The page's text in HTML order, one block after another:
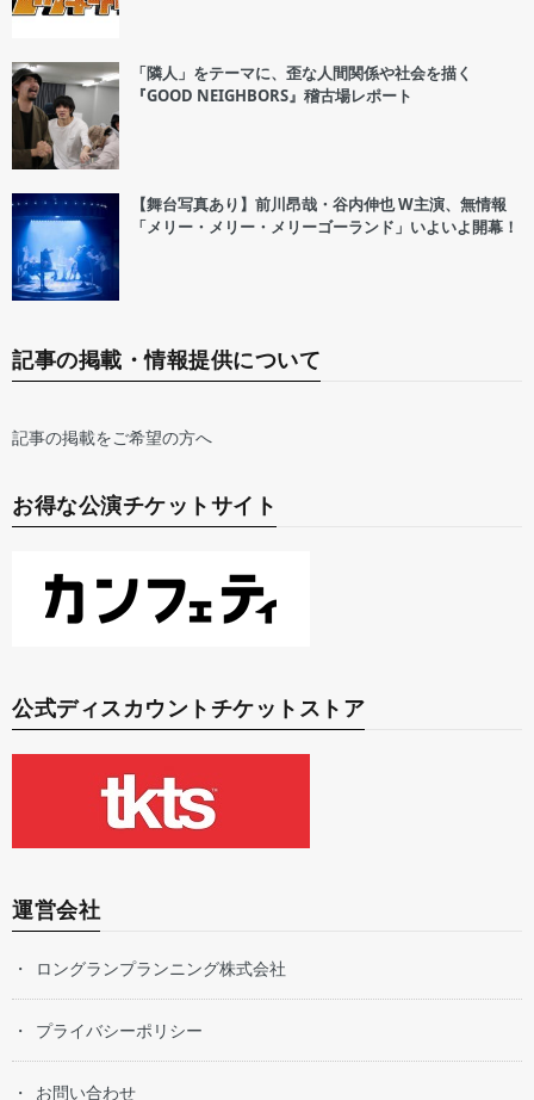
「隣人」をテーマに、歪な人間関係や社会を描く
『GOOD NEIGHBORS』稽古場レポート
【舞台写真あり】前川昂哉・谷内伸也 W主演、無情報
「メリー・メリー・メリーゴーランド」いよいよ開幕！
記事の掲載・情報提供について
記事の掲載をご希望の方へ
お得な公演チケットサイト
公式ディスカウントチケットストア
運営会社
ロングランプランニング株式会社
プライバシーポリシー
お問い合わせ